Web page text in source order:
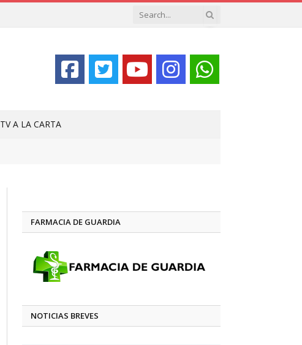
TV A LA CARTA
FARMACIA DE GUARDIA
NOTICIAS BREVES